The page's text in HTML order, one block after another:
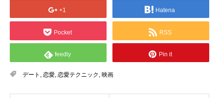
+1 Hatena
Pocket RSS
feedly Pin it
デート , 恋愛, 恋愛テクニック , 映画